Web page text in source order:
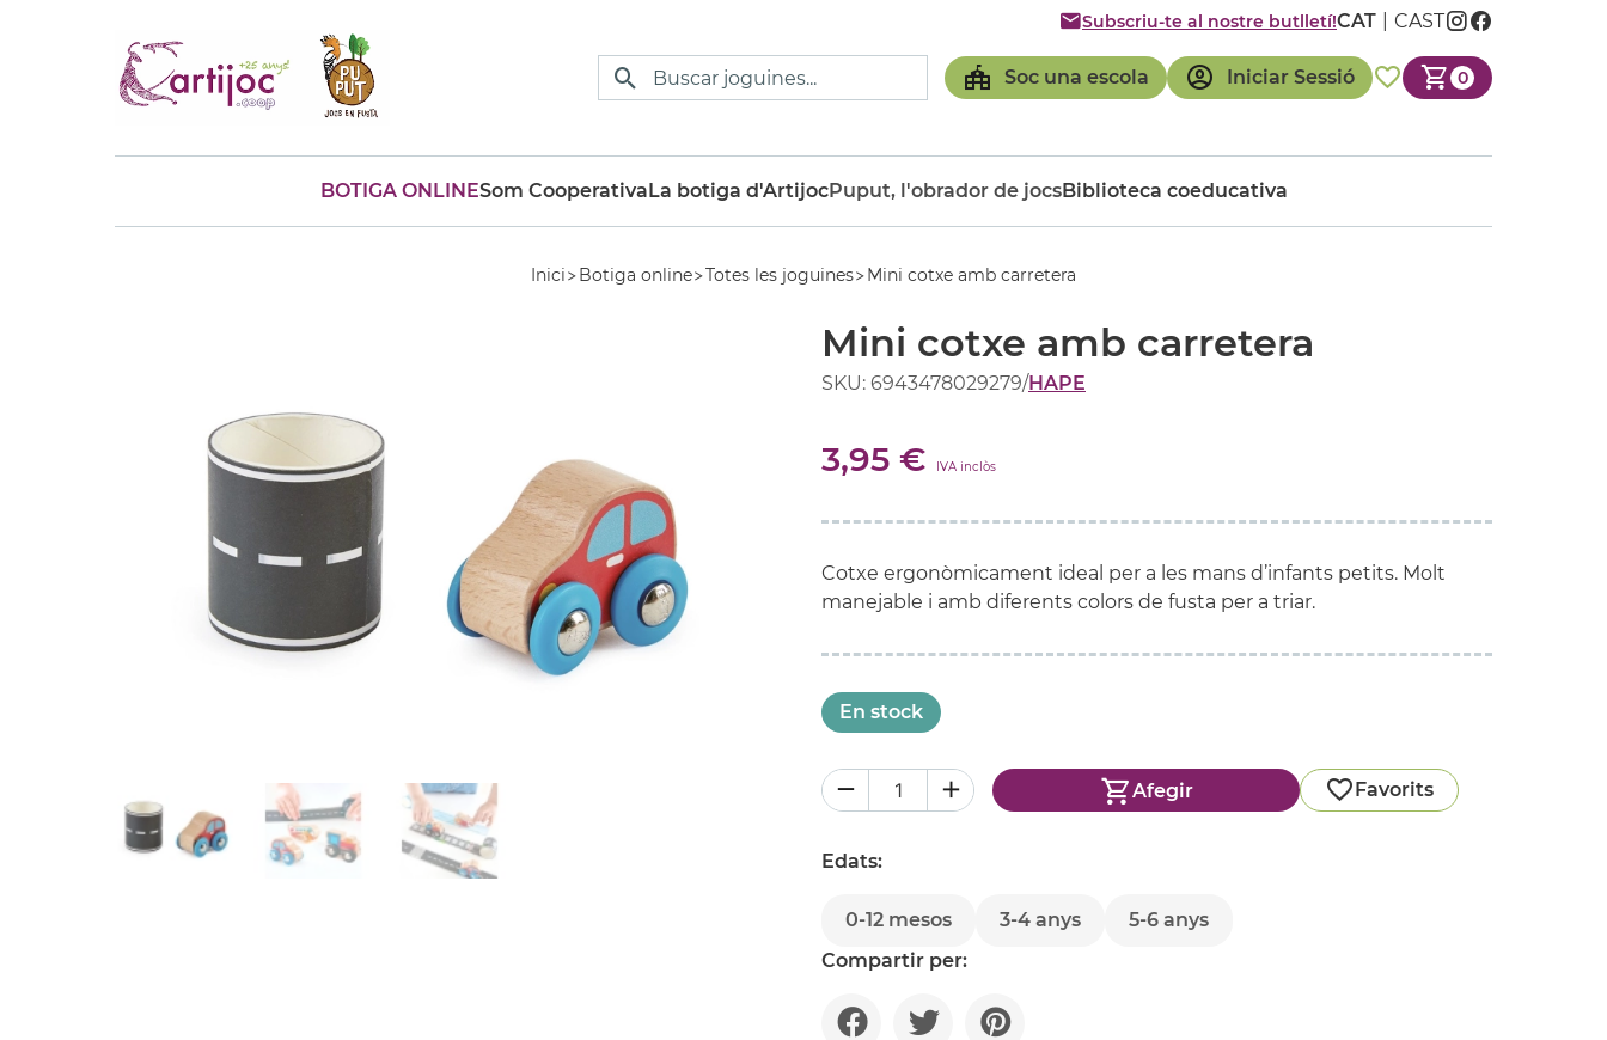
Soc una escola Iniciar Sessió 0
Subscriu-te al nostre butlletí!CAT CAST
BOTIGA ONLINESom CooperativaLa botiga d'ArtijocPuput, l'obrador de jocsBiblioteca coeducativa
Inici Botiga online Totes les joguines Mini cotxe amb carretera
Mini cotxe amb carretera
SKU: 6943478029279/HAPE
3,95 € IVA inclòs
Cotxe ergonòmicament ideal per a les mans d’infants petits. Molt
manejable i amb diferents colors de fusta per a triar.
En stock
Afegir Favorits
Edats:
0-12 mesos 3-4 anys
5-6 anys
Compartir per: